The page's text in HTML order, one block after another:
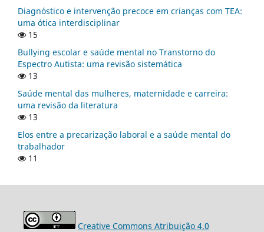
Diagnóstico e intervenção precoce em crianças com TEA:
uma ótica interdisciplinar
15
Bullying escolar e saúde mental no Transtorno do
Espectro Autista: uma revisão sistemática
13
Saúde mental das mulheres, maternidade e carreira:
uma revisão da literatura
13
Elos entre a precarização laboral e a saúde mental do
trabalhador
11
Creative Commons Atribuição 4.0